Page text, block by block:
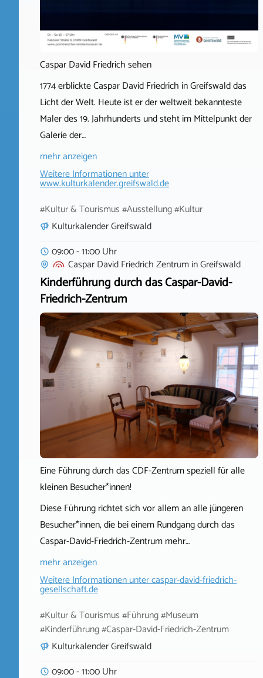
Caspar David Friedrich sehen
1774 erblickte Caspar David Friedrich in Greifswald das
Licht der Welt. Heute ist er der weltweit bekannteste
Maler des 19. Jahrhunderts und steht im Mittelpunkt der
Galerie der…
mehr anzeigen
Weitere Informationen unter
www.kulturkalender.greifswald.de
#Kultur & Tourismus #Ausstellung #Kultur
Kulturkalender Greifswald
09:00 - 11:00 Uhr
Caspar David Friedrich ZentruminGreifswald
Kinderführung durch das Caspar-David-
Friedrich-Zentrum
Eine Führung durch das CDF-Zentrum speziell für alle
kleinen Besucher*innen!
Diese Führung richtet sich vor allem an alle jüngeren
Besucher*innen, die bei einem Rundgang durch das
Caspar-David-Friedrich-Zentrum mehr…
mehr anzeigen
Weitere Informationen untercaspar-david-friedrich-
gesellschaft.de
#Kultur & Tourismus #Führung #Museum
#Kinderführung #Caspar-David-Friedrich-Zentrum
Kulturkalender Greifswald
09:00 - 11:00 Uhr